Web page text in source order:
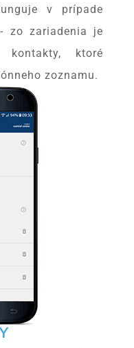
v prípade
zo zariadenia je
ktoré
zoznamu.